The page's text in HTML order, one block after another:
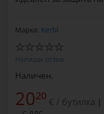
Марка: Kerbl
Напиши отзив
Наличен.
2020 € / бутилка |